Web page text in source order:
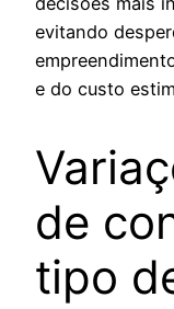
evitando
e do custo
de
tipo